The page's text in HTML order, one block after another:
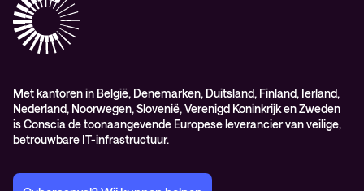
Met kantoren in België, Denemarken, Duitsland, Finland, Ierland,
Nederland, Noorwegen, Slovenië, Verenigd Koninkrijk en Zweden
is Conscia de toonaangevende Europese leverancier van veilige,
betrouwbare IT-infrastructuur.